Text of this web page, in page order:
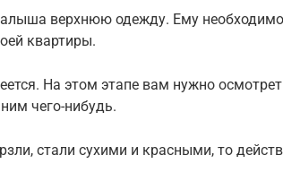
верхнюю одежду. Ему необходимо
квартиры.
На этом этапе вам нужно
чего-нибудь.
стали сухими и красными, то